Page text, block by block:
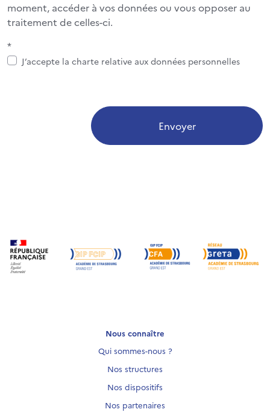
moment, accéder à vos données ou vous opposer au
traitement de celles-ci.
*
J’accepte la charte relative aux données personnelles
Envoyer
Nous connaître
Qui sommes-nous ?
Nos structures
Nos dispositifs
Nos partenaires